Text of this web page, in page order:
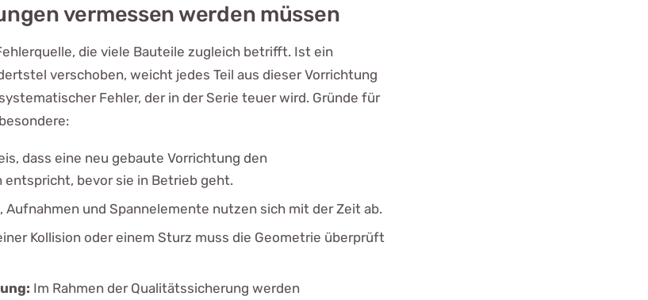
vermessen werden müssen
die viele Bauteile zugleich betrifft. Ist ein
verschoben, weicht jedes Teil aus dieser Vorrichtung
Fehler, der in der Serie teuer wird. Gründe für
dass eine neu gebaute Vorrichtung den
entspricht, bevor sie in Betrieb geht.
Aufnahmen und Spannelemente nutzen sich mit der Zeit ab.
Kollision oder einem Sturz muss die Geometrie überprüft
Im Rahmen der Qualitätssicherung werden